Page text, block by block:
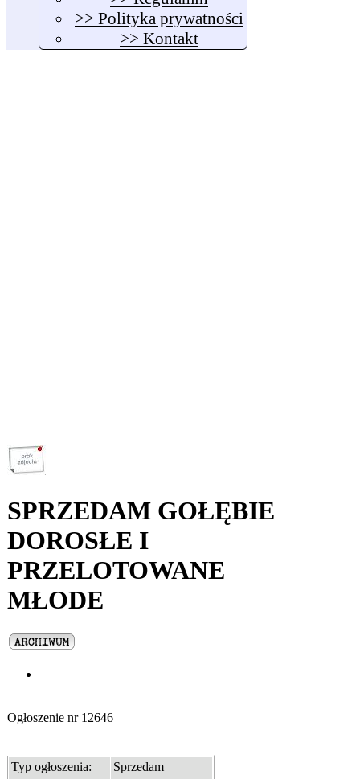
>> Polityka prywatności
>> Kontakt
SPRZEDAM GOŁĘBIE
DOROSŁE I
PRZELOTOWANE
MŁODE
Ogłoszenie nr 12646
Typ ogłoszenia:
Sprzedam